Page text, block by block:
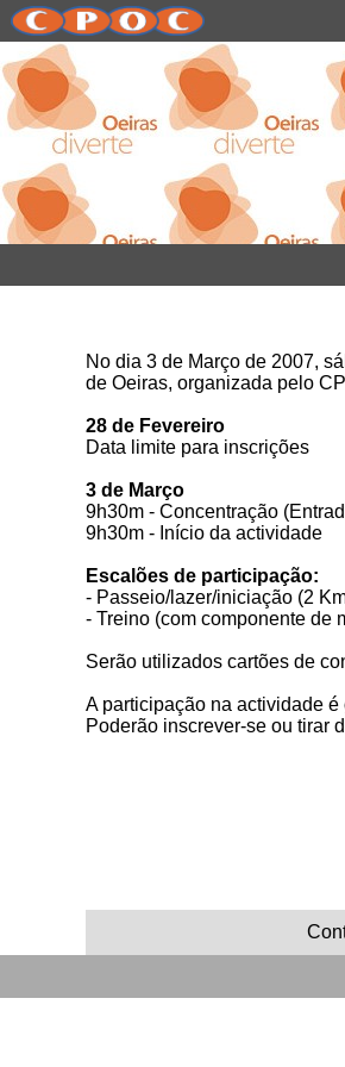
No dia 3 de Março de 2007,
de Oeiras, organizada pelo
28 de Fevereiro
Data limite para inscrições
3 de Março
9h30m - Concentração
9h30m - Início da actividade
Escalões de participação:
- Passeio/lazer/iniciação (2
- Treino (com componente de
Serão utilizados cartões de
A participação na actividade é
Poderão inscrever-se ou tirar